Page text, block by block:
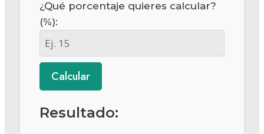
¿Qué porcentaje quieres calcular?
(%):
Calcular
Resultado: